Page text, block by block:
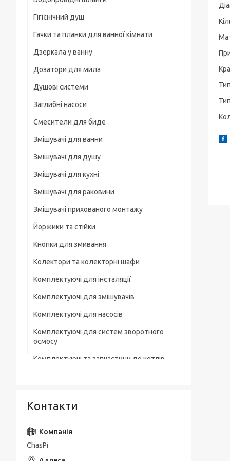
Тип
Для смартфонів
На груди / плече / пояс
Штативні головки
Магнітні тримачі
Для велосипеда, мотоцикла
Гігієнічний душ
Гачки та планки для ванної кімнати
Дзеркала у ванну
Дозатори для мила
Душові системи
Заглибні насоси
Смесители для биде
Змішувачі для ванни
Змішувачі для душу
Змішувачі для кухні
Змішувачі для раковини
Змішувачі прихованого монтажу
Йоржики та стійки
Кнопки для змивання
Колектори та колекторні шафи
Комплектуючі для інсталяції
Комплектуючі для змішувачів
Комплектуючі для насосів
Комплектуючі для систем зворотного
осмосу
Комплектуючі та запчастини до котлів
Лотки для зливної каналізації
Мильниці
Монтажні елементи
Контакти
ChasPi